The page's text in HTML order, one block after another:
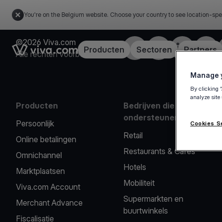
You're on the Belgium website. Choose your country to see location-
Link to the homepageProducten Sectoren Partners
©2026 Viva.com
Alle rechten voorbehouden
Facebook
X LinkedIn
Producten
Persoonlijk
Online betalingen
Omnichannel
Marktplaatsen
Viva.com Account
Merchant Advance
Fiscalisatie
Bedrijven die we
ondersteunen
Retail
Restaurants & Cafés
Hotels
Mobiliteit
Supermarkten en
buurtwinkels
Manage
By clicking
analyze
Cookies